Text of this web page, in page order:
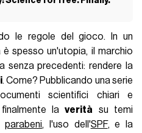
le regole del gioco. In un
spesso un'utopia, il marchio
senza precedenti: rendere la
. Come? Pubblicando una serie
scientifici chiari e
finalmente laverità su temi
iparabeni, l'uso dell'SPF, e la